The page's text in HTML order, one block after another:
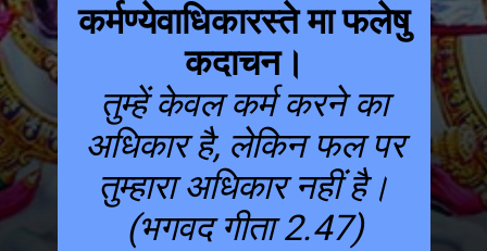
कर्मण्येवाधिकारस्ते मा फलेषु
कदाचन।
तुम्हें केवल कर्म करने का
अधिकार है, लेकिन फल पर
तुम्हारा अधिकार नहीं है।
(भगवद गीता 2.47)